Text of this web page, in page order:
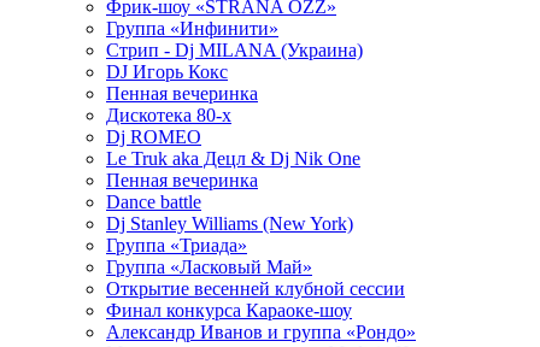
Фрик-шоу «STRANA OZZ»
Группа «Инфинити»
Стрип - Dj MILANA (Украина)
DJ Игорь Кокс
Пенная вечеринка
Дискотека 80-х
Dj ROMEO
Le Truk aka Децл & Dj Nik One
Пенная вечеринка
Dance battle
Dj Stanley Williams (New York)
Группа «Триада»
Группа «Ласковый Май»
Открытие весенней клубной сессии
Финал конкурса Караоке-шоу
Александр Иванов и группа «Рондо»